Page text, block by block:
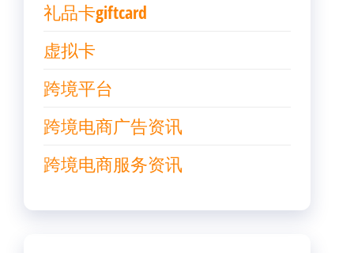
礼品卡giftcard
虚拟卡
跨境平台
跨境电商广告资讯
跨境电商服务资讯